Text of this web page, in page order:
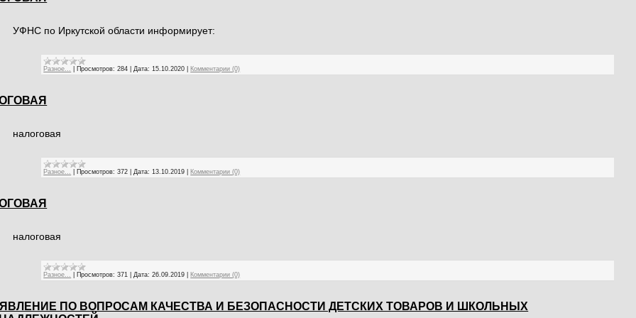
УФНС по Иркутской области информирует:
Разное... Просмотров: 284 Дата: 15.10.2020 Комментарии (0)
налоговая
Разное... Просмотров: 372 Дата: 13.10.2019 Комментарии (0)
налоговая
Разное... Просмотров: 371 Дата: 26.09.2019 Комментарии (0)
ПО ВОПРОСАМ КАЧЕСТВА И БЕЗОПАСНОСТИ ДЕТСКИХ ТОВАРОВ И ШКОЛЬНЫХ